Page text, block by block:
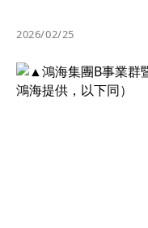
2026/02/25